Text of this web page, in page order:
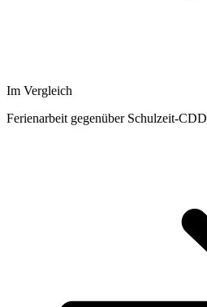
Im Vergleich
Ferienarbeit gegenüber Schulzeit-CDD